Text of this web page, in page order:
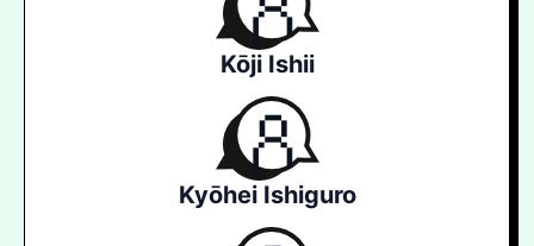
Kōji Ishii
Kyōhei Ishiguro